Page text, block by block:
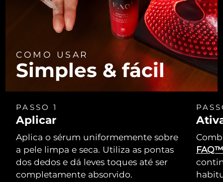
COMO USAR
Simples & fácil
PASSO 1
Aplicar
Aplica o sérum uniformemente sobre
a pele limpa e seca. Utiliza as pontas
dos dedos e dá leves toques até ser
completamente absorvido.
FAQ™